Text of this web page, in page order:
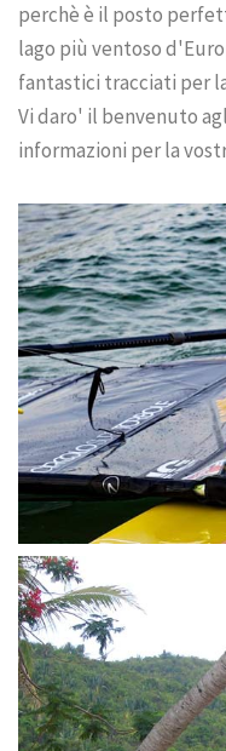
perchè è il posto
lago più ventoso
fantastici tracciati per
Vi daro' il benvenuto
informazioni per la